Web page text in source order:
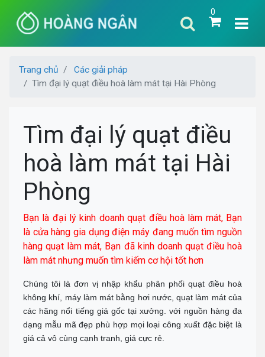
0
Trang chủ
Các giải pháp
Tìm đại lý quạt điều hoà làm mát tại Hài Phòng
Tìm đại lý quạt điều
hoà làm mát tại Hài
Phòng
Bạn là đại lý kinh doanh quạt điều hoà làm mát, Bạn
là cửa hàng gia dụng điện máy đang muốn tìm nguồn
hàng quạt làm mát, Bạn đã kinh doanh quạt điều hoà
làm mát nhưng muốn tìm kiếm cơ hội tốt hơn
Chúng tôi là đơn vị nhập khẩu phân phối quạt điều hoà
không khí, máy làm mát bằng hơi nước, quạt làm mát của
các hãng nổi tiếng giá gốc tại xưởng. với nguồn hàng đa
dạng mẫu mã đẹp phù hợp mọi loại công xuất đặc biệt là
giá cả vô cùng cạnh tranh, giá cực rẻ.